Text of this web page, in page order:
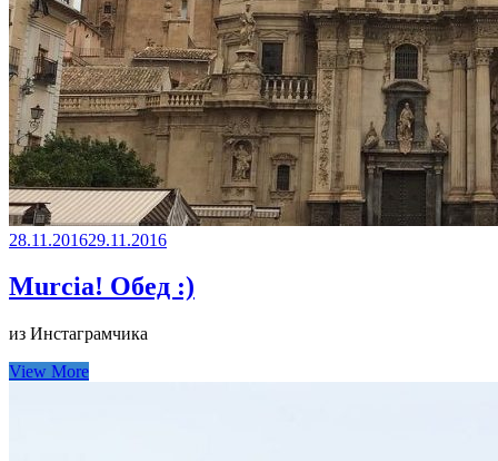
28.11.201629.11.2016
Murcia! Обед :)
из Инстаграмчика
View More